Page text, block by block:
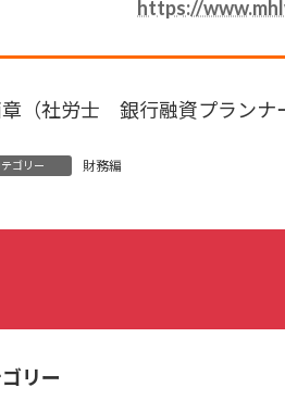
https://
（社労士 銀行融資プランナ
ゴリー 財務編
リー